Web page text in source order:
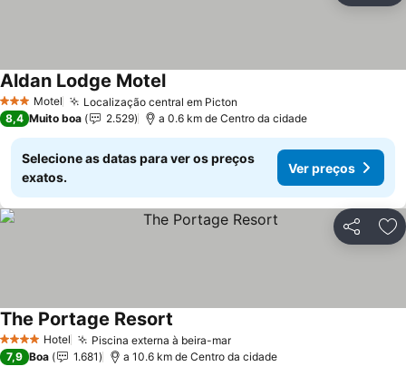
3 EstrelasMotel Localização central em Picton
Aldan Lodge Motel
8,4 Muito boa 2.529 a 0.6 km de Centro da cidade
Selecione as datas para ver os preços
exatos.
Ver preços
Partilhar
4 EstrelasHotel Piscina externa à beira-mar
The Portage Resort
7,9 Boa 1.681 a 10.6 km de Centro da cidade